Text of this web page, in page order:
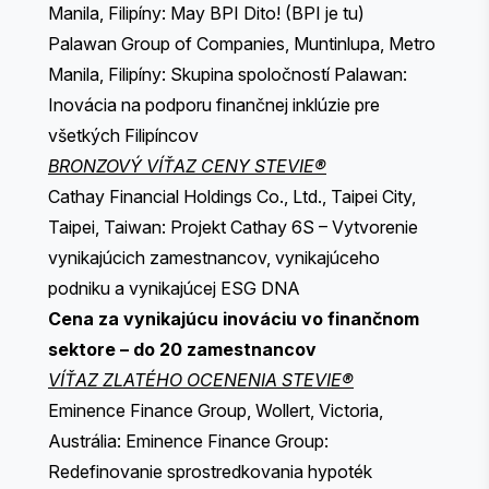
Manila, Filipíny: May BPI Dito! (BPI je tu)
Palawan Group of Companies, Muntinlupa, Metro
Manila, Filipíny: Skupina spoločností Palawan:
Inovácia na podporu finančnej inklúzie pre
všetkých Filipíncov
BRONZOVÝ VÍŤAZ CENY STEVIE®
Cathay Financial Holdings Co., Ltd., Taipei City,
Taipei, Taiwan: Projekt Cathay 6S – Vytvorenie
vynikajúcich zamestnancov, vynikajúceho
podniku a vynikajúcej ESG DNA
Cena za vynikajúcu inováciu vo finančnom
sektore – do 20 zamestnancov
VÍŤAZ ZLATÉHO OCENENIA STEVIE®
Eminence Finance Group, Wollert, Victoria,
Austrália: Eminence Finance Group:
Redefinovanie sprostredkovania hypoték